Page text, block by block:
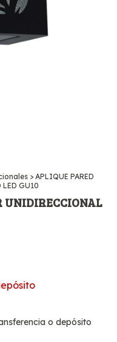
> APLIQUE PARED
LED GU10
UNIDIRECCIONAL
o depósito